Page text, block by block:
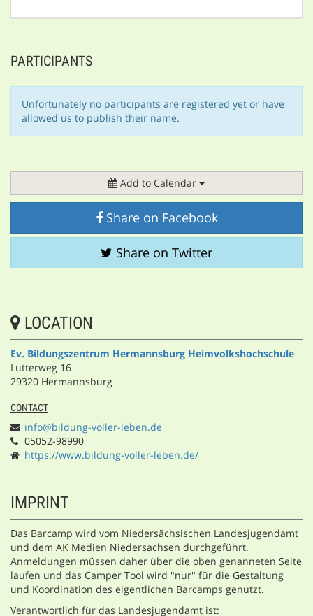
PARTICIPANTS
Unfortunately no participants are registered yet or have
allowed us to publish their name.
Add to Calendar
Share on Facebook
Share on Twitter
LOCATION
Ev. Bildungszentrum Hermannsburg Heimvolkshochschule
Lutterweg 16
29320 Hermannsburg
CONTACT
info@bildung-voller-leben.de
05052-98990
https://www.bildung-voller-leben.de/
IMPRINT
Das Barcamp wird vom Niedersächsischen Landesjugendamt
und dem AK Medien Niedersachsen durchgeführt.
Anmeldungen müssen daher über die oben genanneten Seite
laufen und das Camper Tool wird "nur" für die Gestaltung
und Koordination des eigentlichen Barcamps genutzt.
Verantwortlich für das Landesjugendamt ist: